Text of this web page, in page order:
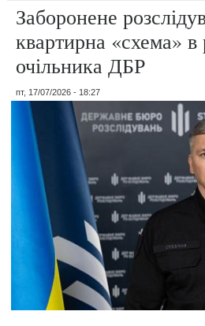
Заборонене
квартирна «схема» в
очільника ДБР
пт, 17/07/2026 - 18:27